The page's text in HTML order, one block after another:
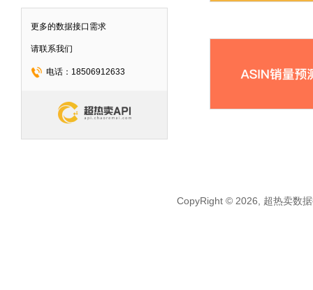
更多的数据接口需求
请联系我们
电话：18506912633
CopyRight © 2026, 超热卖数